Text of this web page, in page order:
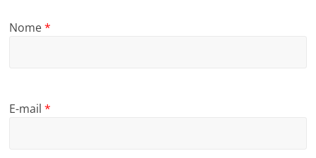
Nome*
E-mail*